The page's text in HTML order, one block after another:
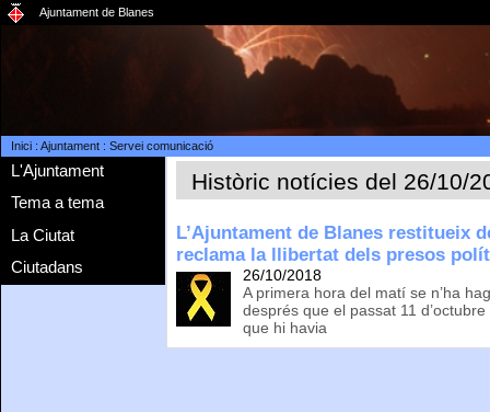
Ajuntament de Blanes
Inici: Ajuntament: Servei comunicació
L'Ajuntament
Tema a tema
La Ciutat
Ciutadans
Històric notícies del 26/10/
L’Ajuntament de Blanes restitueix
reclama la llibertat dels presos
26/10/2018
A primera hora del matí se n’ha
després que el passat 11
que hi havia